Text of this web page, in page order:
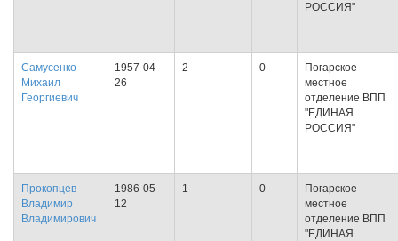
РОССИЯ"
Самусенко
Михаил
Георгиевич
1957-04-
26
2 0
Погарское
местное
отделение ВПП
"ЕДИНАЯ
РОССИЯ"
Прокопцев
Владимир
Владимирович
1986-05-
12
1 0
Погарское
местное
отделение ВПП
"ЕДИНАЯ